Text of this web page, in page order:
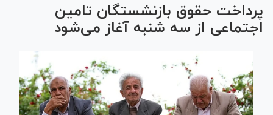
پرداخت حقوق بازنشستگان تامین
اجتماعی از سه شنبه آغاز می‌شود